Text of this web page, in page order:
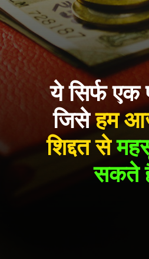
ये सिर्फ एक
जिसेहम
शिद्दत से
सकते